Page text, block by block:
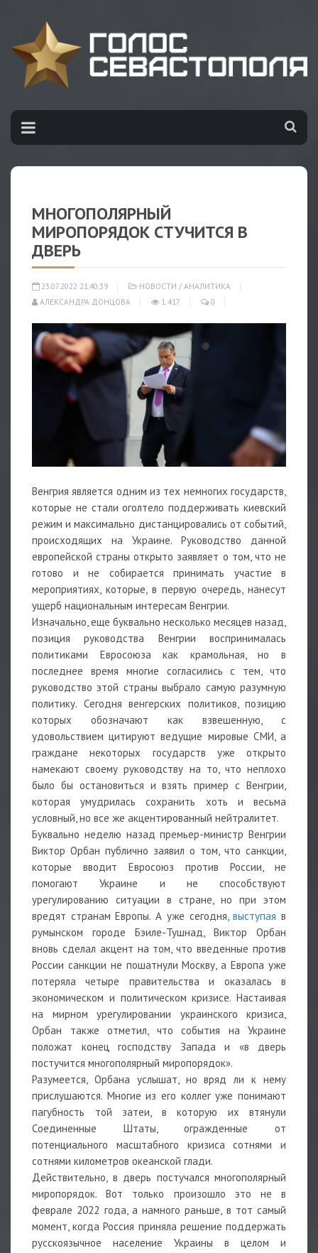
МНОГОПОЛЯРНЫЙ
МИРОПОРЯДОК СТУЧИТСЯ В
ДВЕРЬ
23.07.2022 21:40:39 НОВОСТИ / АНАЛИТИКА
АЛЕКСАНДРА ДОНЦОВА
1 417 0
Венгрия является одним из тех немногих государств,
которые не стали оголтело поддерживать киевский
режим и максимально дистанцировались от событий,
происходящих на Украине. Руководство данной
европейской страны открыто заявляет о том, что не
готово и не собирается принимать участие в
мероприятиях, которые, в первую очередь, нанесут
ущерб национальным интересам Венгрии.
Изначально, еще буквально несколько месяцев назад,
позиция руководства Венгрии воспринималась
политиками Евросоюза как крамольная, но в
последнее время многие согласились с тем, что
руководство этой страны выбрало самую разумную
политику. Сегодня венгерских политиков, позицию
которых обозначают как взвешенную, с
удовольствием цитируют ведущие мировые СМИ, а
граждане некоторых государств уже открыто
намекают своему руководству на то, что неплохо
было бы остановиться и взять пример с Венгрии,
которая умудрилась сохранить хоть и весьма
условный, но все же акцентированный нейтралитет.
Буквально неделю назад премьер-министр Венгрии
Виктор Орбан публично заявил о том, что санкции,
которые вводит Евросоюз против России, не
помогают Украине и не способствуют
урегулированию ситуации в стране, но при этом
вредят странам Европы. А уже сегодня, выступая в
румынском городе Бэиле-Тушнад, Виктор Орбан
вновь сделал акцент на том, что введенные против
России санкции не пошатнули Москву, а Европа уже
потеряла четыре правительства и оказалась в
экономическом и политическом кризисе. Настаивая
на мирном урегулировании украинского кризиса,
Орбан также отметил, что события на Украине
положат конец господству Запада и «в дверь
постучится многополярный миропорядок».
Разумеется, Орбана услышат, но вряд ли к нему
прислушаются. Многие из его коллег уже понимают
пагубность той затеи, в которую их втянули
Соединенные Штаты, огражденные от
потенциального масштабного кризиса сотнями и
сотнями километров океанской глади.
Действительно, в дверь постучался многополярный
миропорядок. Вот только произошло это не в
феврале 2022 года, а намного раньше, в тот самый
момент, когда Россия приняла решение поддержать
русскоязычное население Украины в целом и